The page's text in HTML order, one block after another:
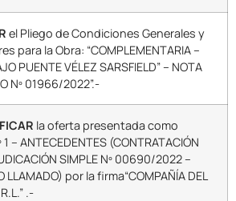
el Pliego de Condiciones Generales y
para la Obra: “COMPLEMENTARIA –
PUENTE VÉLEZ SARSFIELD” – NOTA
Nº 01966/2022”.-
la oferta presentada como
1 – ANTECEDENTES (CONTRATACIÓN
SIMPLE Nº 00690/2022 –
LLAMADO) por la firma“COMPAÑÍA DEL
.-